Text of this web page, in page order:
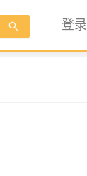
登录